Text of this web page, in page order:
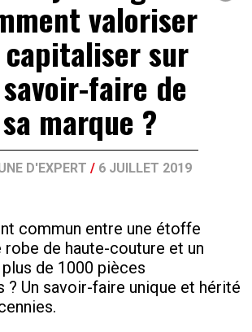
valoriser
sur
faire de
sa marque ?
D'EXPERT / 6 JUILLET 2019
commun entre une étoffe
robe de haute-couture et un
de 1000 pièces
? Un savoir-faire unique et hérité